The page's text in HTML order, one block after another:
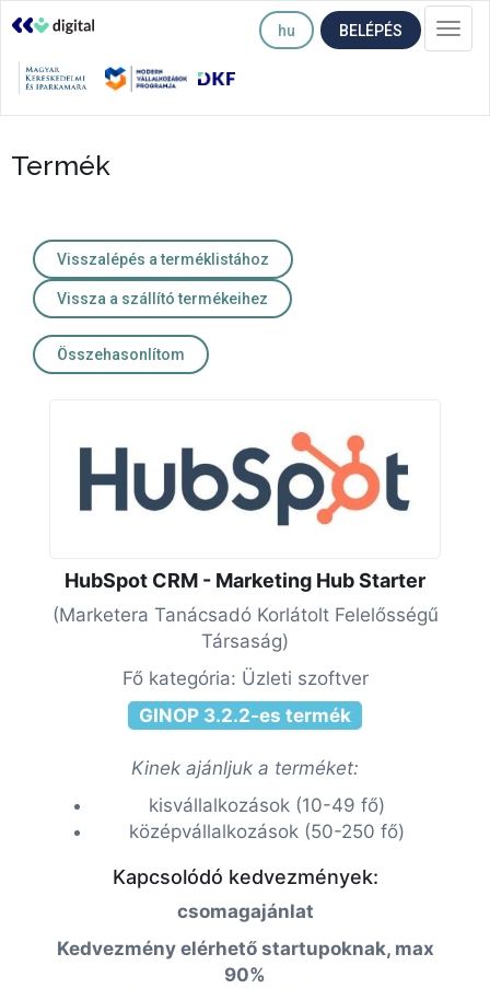
hu BELÉPÉS
Termék
Visszalépés a terméklistához
Vissza a szállító termékeihez
Összehasonlítom
HubSpot CRM - Marketing Hub Starter
(Marketera Tanácsadó Korlátolt Felelősségű
Társaság)
Fő kategória: Üzleti szoftver
GINOP 3.2.2-es termék
Kinek ajánljuk a terméket:
kisvállalkozások (10-49 fő)
középvállalkozások (50-250 fő)
Kapcsolódó kedvezmények:
csomagajánlat
Kedvezmény elérhető startupoknak, max
90%